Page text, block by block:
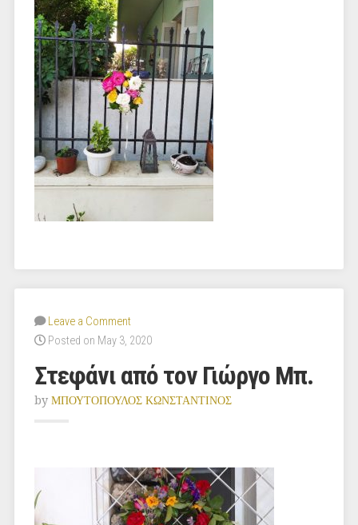
Leave a Comment
Posted on May 3, 2020
Στεφάνι από τον Γιώργο Μπ.
by ΜΠΟΥΤΟΠΟΥΛΟΣ ΚΩΝΣΤΑΝΤΙΝΟΣ